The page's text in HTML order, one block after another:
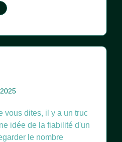
vous dites, il y a un truc
idée de la fiabilité d'un
le nombre